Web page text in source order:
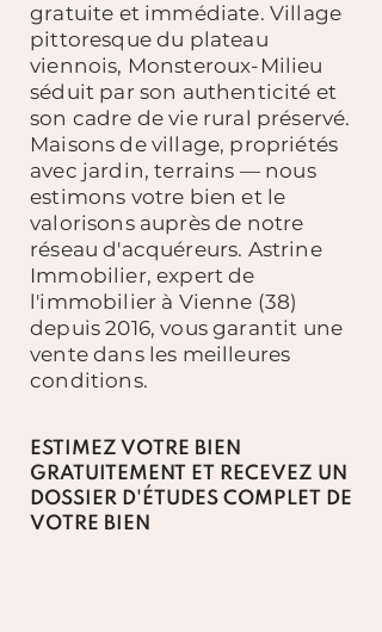
gratuite et immédiate. Village
pittoresque du plateau
viennois, Monsteroux-Milieu
séduit par son authenticité et
son cadre de vie rural préservé.
Maisons de village, propriétés
avec jardin, terrains — nous
estimons votre bien et le
valorisons auprès de notre
réseau d'acquéreurs. Astrine
Immobilier, expert de
l'immobilier à Vienne (38)
depuis 2016, vous garantit une
vente dans les meilleures
conditions.
ESTIMEZ VOTRE BIEN
GRATUITEMENT ET RECEVEZ UN
DOSSIER D'ÉTUDES COMPLET DE
VOTRE BIEN